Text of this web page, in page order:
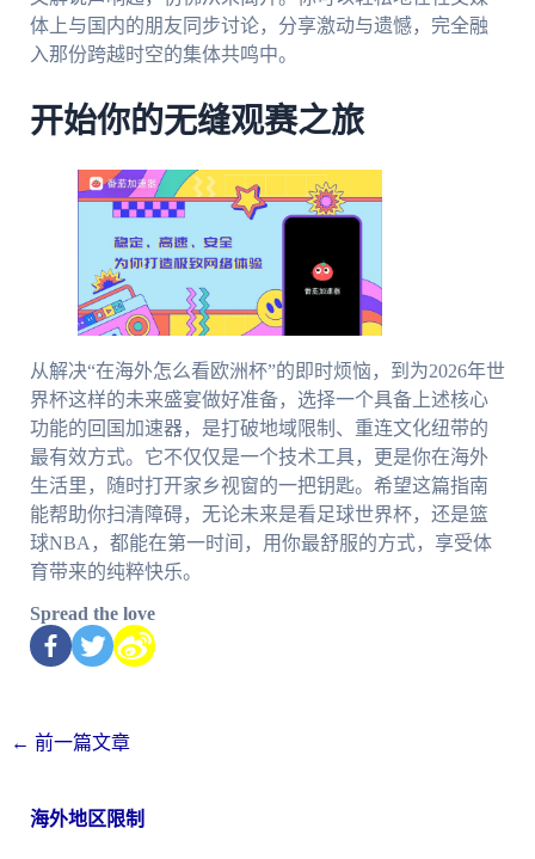
体上与国内的朋友同步讨论，分享激动与遗憾，完全融
入那份跨越时空的集体共鸣中。
开始你的无缝观赛之旅
从解决“在海外怎么看欧洲杯”的即时烦恼，到为2026年世
界杯这样的未来盛宴做好准备，选择一个具备上述核心
功能的回国加速器，是打破地域限制、重连文化纽带的
最有效方式。它不仅仅是一个技术工具，更是你在海外
生活里，随时打开家乡视窗的一把钥匙。希望这篇指南
能帮助你扫清障碍，无论未来是看足球世界杯，还是篮
球NBA，都能在第一时间，用你最舒服的方式，享受体
育带来的纯粹快乐。
Spread the love
← 前一篇文章
海外地区限制